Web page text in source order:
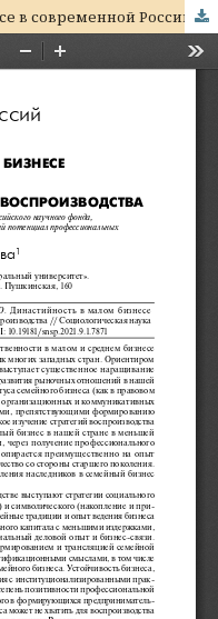
Династийность в малом бизнесе в современной России: стратегии и перспективы воспроизводства